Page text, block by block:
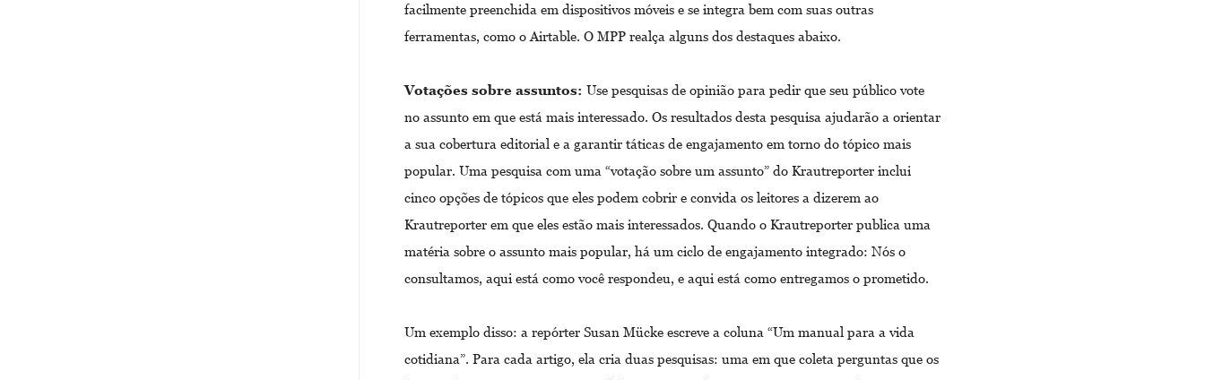
facilmente preenchida em dispositivos móveis e se integra bem com suas outras
ferramentas, como o Airtable. O MPP realça alguns dos destaques abaixo.
Votações sobre assuntos: Use pesquisas de opinião para pedir que seu público vote
no assunto em que está mais interessado. Os resultados desta pesquisa ajudarão a orientar
a sua cobertura editorial e a garantir táticas de engajamento em torno do tópico mais
popular. Uma pesquisa com uma “votação sobre um assunto” do Krautreporter inclui
cinco opções de tópicos que eles podem cobrir e convida os leitores a dizerem ao
Krautreporter em que eles estão mais interessados. Quando o Krautreporter publica uma
matéria sobre o assunto mais popular, há um ciclo de engajamento integrado: Nós o
consultamos, aqui está como você respondeu, e aqui está como entregamos o prometido.
Um exemplo disso: a repórter Susan Mücke escreve a coluna “Um manual para a vida
cotidiana”. Para cada artigo, ela cria duas pesquisas: uma em que coleta perguntas que os